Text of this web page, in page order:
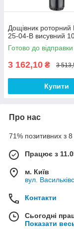
Дощівник роторний
25-04-B висувний
Готово до відправки
3 162,10 ₴ 3
Купити
Про нас
71% позитивних з 8
Працює з
м. Київ
вул.
Контакти
Сьогодні
Показати